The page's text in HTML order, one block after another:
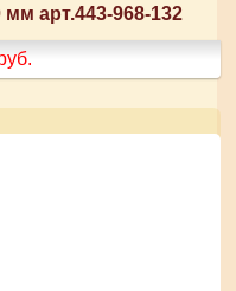
арт.443-968-132